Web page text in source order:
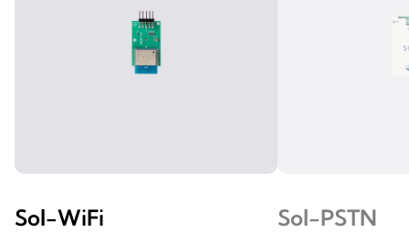
Sol-WiFi Sol-PSTN